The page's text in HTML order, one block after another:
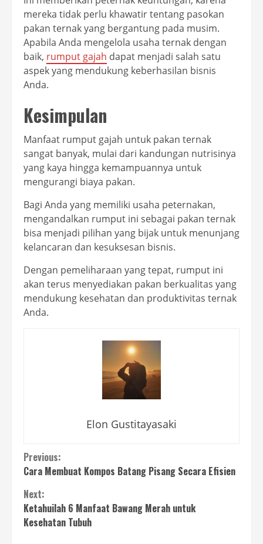
mereka tidak perlu khawatir tentang pasokan
pakan ternak yang bergantung pada musim.
Apabila Anda mengelola usaha ternak dengan
baik, rumput gajah dapat menjadi salah satu
aspek yang mendukung keberhasilan bisnis
Anda.
Kesimpulan
Manfaat rumput gajah untuk pakan ternak
sangat banyak, mulai dari kandungan nutrisinya
yang kaya hingga kemampuannya untuk
mengurangi biaya pakan.
Bagi Anda yang memiliki usaha peternakan,
mengandalkan rumput ini sebagai pakan ternak
bisa menjadi pilihan yang bijak untuk menunjang
kelancaran dan kesuksesan bisnis.
Dengan pemeliharaan yang tepat, rumput ini
akan terus menyediakan pakan berkualitas yang
mendukung kesehatan dan produktivitas ternak
Anda.
Elon Gustitayasaki
Continue
Reading
Previous:
Cara Membuat Kompos Batang Pisang Secara Efisien
Next:
Ketahuilah 6 Manfaat Bawang Merah untuk
Kesehatan Tubuh